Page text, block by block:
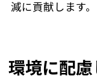
減に貢献します。
環境に配